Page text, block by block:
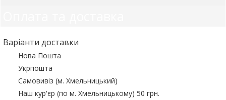
Варіанти доставки
Нова Пошта
Укрпошта
Самовивіз (м. Хмельницький)
Наш кур'єр (по м. Хмельницькому) 50 грн.